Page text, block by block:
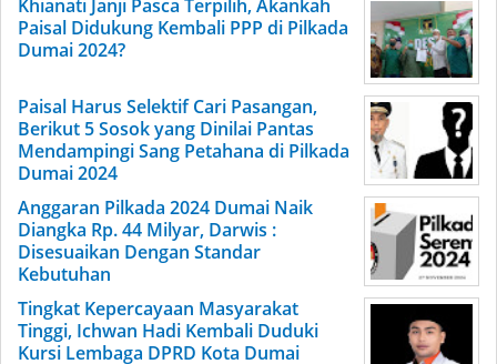
Khianati Janji Pasca Terpilih, Akankah
Paisal Didukung Kembali PPP di Pilkada
Dumai 2024?
Paisal Harus Selektif Cari Pasangan,
Berikut 5 Sosok yang Dinilai Pantas
Mendampingi Sang Petahana di Pilkada
Dumai 2024
Anggaran Pilkada 2024 Dumai Naik
Diangka Rp. 44 Milyar, Darwis :
Disesuaikan Dengan Standar
Kebutuhan
Tingkat Kepercayaan Masyarakat
Tinggi, Ichwan Hadi Kembali Duduki
Kursi Lembaga DPRD Kota Dumai